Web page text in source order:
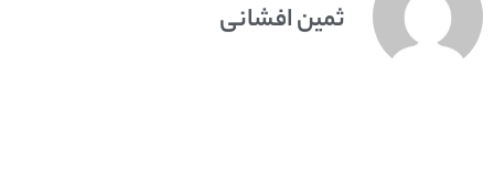
ثمین افشانی